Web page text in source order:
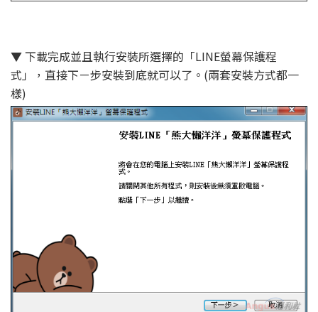
▼ 下載完成並且執行安裝所選擇的「LINE螢幕保護程
式」，直接下ㄧ步安裝到底就可以了。(兩套安裝方式都一
樣)